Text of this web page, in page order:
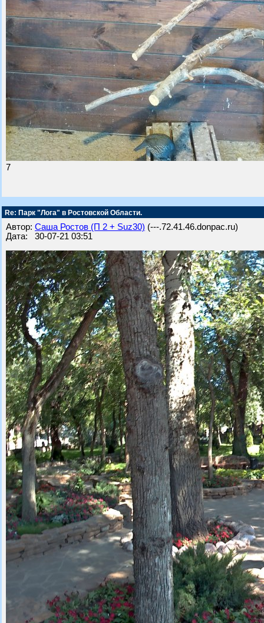
7
Re: Парк "Лога" в Ростовской Области.
Автор: Саша Ростов (П 2 + Suz30) (---.72.41.46.donpac.ru)
Дата: 30-07-21 03:51